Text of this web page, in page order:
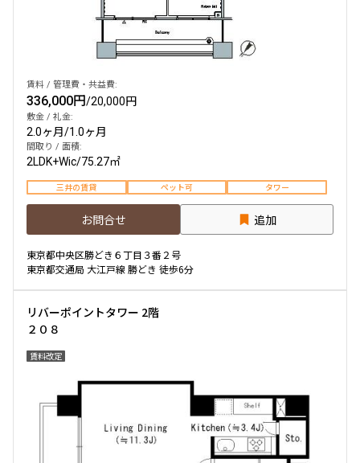
賃料 / 管理費・共益費:
336,000円/20,000円
敷金 / 礼金:
2.0ヶ月/1.0ヶ月
間取り / 面積:
2LDK+Wic/75.27㎡
三井の賃貸 ペット可 タワー
お問合せ 追加
東京都中央区勝どき６丁目３番２号
東京都交通局 大江戸線 勝どき 徒歩6分
リバーポイントタワー 2階
２０８
賃料改定